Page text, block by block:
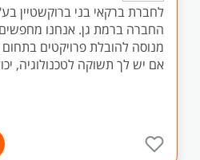
לחברת ברקאי בני ברוקשטיין
החברה ברמת גן. אנחנו
מנוסה להובלת פרויקטים
אם יש לך תשוקה לטכנולוגיה,